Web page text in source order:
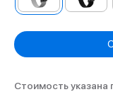
Стоимость указана